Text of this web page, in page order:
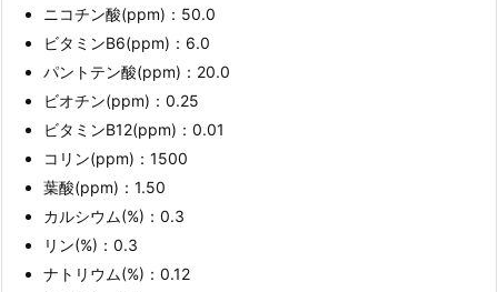
ニコチン酸(ppm)：50.0
ビタミンB6(ppm)：6.0
パントテン酸(ppm)：20.0
ビオチン(ppm)：0.25
ビタミンB12(ppm)：0.01
コリン(ppm)：1500
葉酸(ppm)：1.50
カルシウム(%)：0.3
リン(%)：0.3
ナトリウム(%)：0.12